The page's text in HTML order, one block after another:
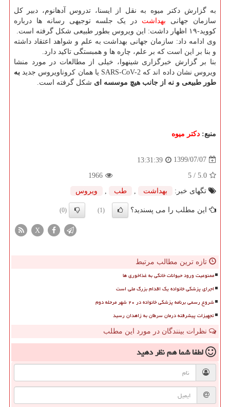
به گزارش دکتر میوه به نقل از ایسنا، تدروس آدهانوم، دبیر کل
سازمان جهانی بهداشت در یک جلسه توجیهی رسانه ها درباره
کووید-۱۹ اظهار داشت: این ویروس بطور طبیعی شکل گرفته است.
وی ادامه داد: سازمان جهانی بهداشت به علم و شواهد اعتقاد داشته
و بنا بر این است که بر علم، چاره ها و همبستگی تاکید دارد.
بنا بر گزارش خبرگزاری شینهوا، خیلی از مطالعات در مورد منشا
ویروس نشان داده اند که SARS-CoV-2 یا همان کروناویروس جدید
به
طور طبیعی و نه از جانب هیچ موسسه ای شکل گرفته است.
منبع: دكتر میوه
1399/07/07
13:31:39
5.0
/ 5
1966
تگهای خبر:
بهداشت , طب , ویروس
این مطلب را می پسندید؟ (1)
(0)
X
تازه ترین مطالب مرتبط
ممنوعیت ورود حیوانات خانگی به غذاخوری ها
اجرای پزشکی خانواده یک اقدام بزرگ ملی است
شروع رسمی برنامه پزشکی خانواده در ۲۰ شهر مرحله دوم
تجهیزات پیشرفته درمان سرطان به زاهدان رسید
نظرات بینندگان در مورد این مطلب
لطفا شما همنظر دهید